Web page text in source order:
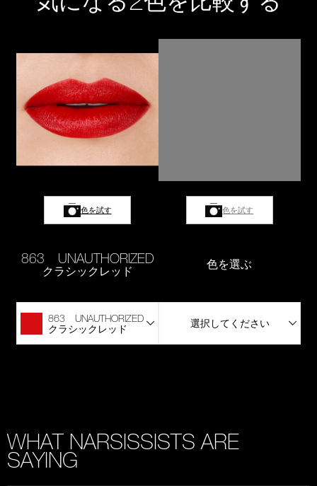
色を試す
863 UNAUTHORIZED
クラシックレッド
863 UNAUTHORIZED
クラシックレッド
色を試す
色を選ぶ
選択してください
WHAT NARSISSISTS ARE
SAYING